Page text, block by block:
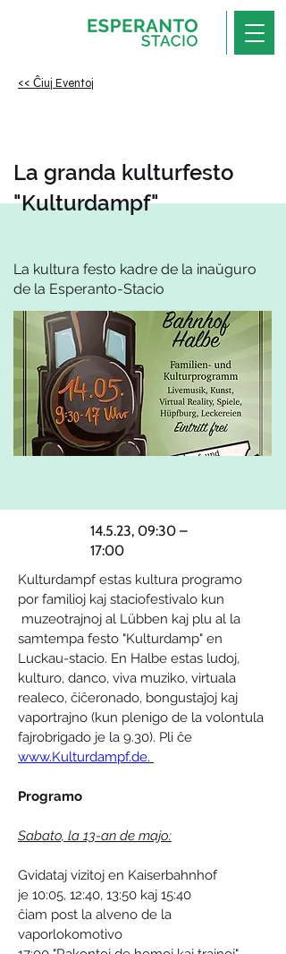
<< Ĉiuj Eventoj
La granda kulturfesto
"Kulturdampf"
La kultura festo kadre de la inaŭguro
de la Esperanto-Stacio
14.5.23, 09:30 –
17:00
Kulturdampf estas kultura programo
por familioj kaj staciofestivalo kun
muzeotrajnoj al Lübben kaj plu al la
samtempa festo "Kulturdamp" en
Luckau-stacio. En Halbe estas ludoj,
kulturo, danco, viva muziko, virtuala
realeco, ĉiĉeronado, bongustaĵoj kaj
vaportrajno (kun plenigo de la volontula
fajrobrigado je la 9.30). Pli ĉe
www.Kulturdampf.de.
Programo
Sabato, la 13-an de majo:
Gvidataj vizitoj en Kaiserbahnhof
je 10:05, 12:40, 13:50 kaj 15:40
ĉiam post la alveno de la
vaporlokomotivo